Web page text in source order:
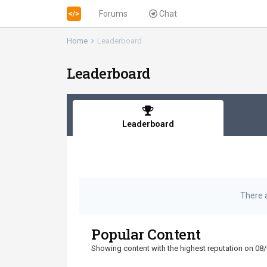
Forums Chat
Home Leaderboard
Leaderboard
Leaderboard
There
Popular Content
Showing content with the highest reputation on